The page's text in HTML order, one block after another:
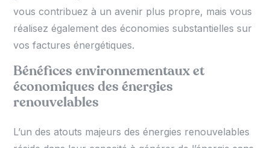
vous contribuez à un avenir plus propre, mais vous
réalisez également des économies substantielles sur
vos factures énergétiques.
Bénéfices environnementaux et
économiques des énergies
renouvelables
L’un des atouts majeurs des énergies renouvelables